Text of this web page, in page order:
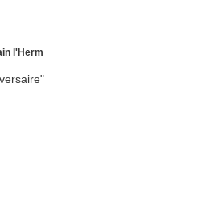
l'Herm